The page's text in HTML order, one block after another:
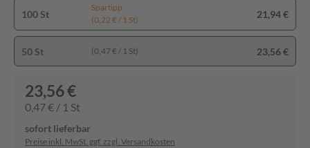
100 St
Spartipp
(0,22 € / 1 St)
21,94 €
50 St (0,47 € / 1 St) 23,56 €
23,56 €
0,47 € / 1 St
sofort lieferbar
Preise inkl. MwSt. ggf. zzgl. Versandkosten